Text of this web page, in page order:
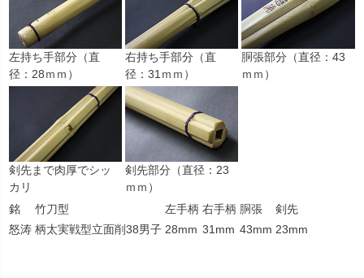
左持ち手部分（直
径：28ｍｍ）
右持ち手部分（直
径：31ｍｍ）
胴張部分（直径：43
ｍｍ）
剣先まで肉厚でシッ
カリ
剣先部分（直径：23
ｍｍ）
銘
竹刀型 左手柄 右手柄 胴張
剣先
怒涛 柄太実戦型立面削38男子 28mm 31mm 43mm 23mm